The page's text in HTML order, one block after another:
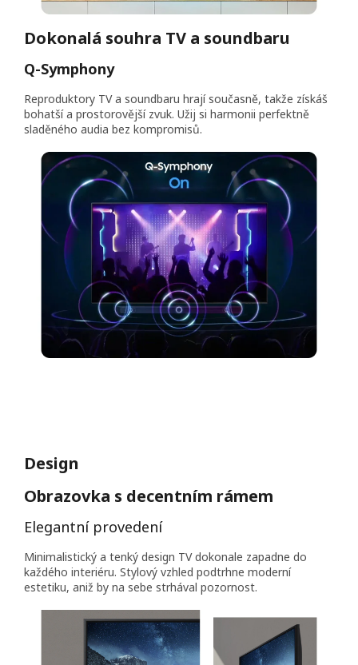
Dokonalá souhra TV a soundbaru
Q-Symphony
Reproduktory TV a soundbaru hrají současně, takže získáš
bohatší a prostorovější zvuk. Užij si harmonii perfektně
sladěného audia bez kompromisů.
Design
Obrazovka s decentním rámem
Elegantní provedení
Minimalistický a tenký design TV dokonale zapadne do
každého interiéru. Stylový vzhled podtrhne moderní
estetiku, aniž by na sebe strhával pozornost.